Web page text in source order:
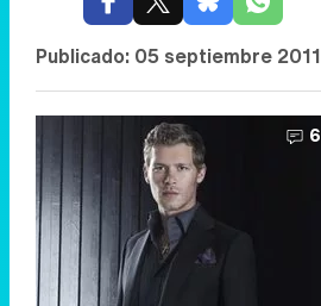
Publicado: 05 septiembre 2011
6